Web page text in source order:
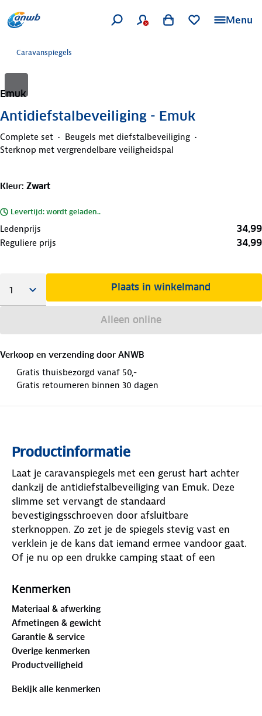
Menu
Caravanspiegels
Emuk
Antidiefstalbeveiliging - Emuk
Complete set
Beugels met diefstalbeveiliging
Sterknop met vergrendelbare veiligheidspal
Kleur: Zwart
Levertijd: wordt geladen..
Ledenprijs 34,99
Reguliere prijs 34,99
Plaats in winkelmand
Alleen online
Verkoop en verzending door ANWB
Gratis thuisbezorgd vanaf 50,-
Gratis retourneren binnen 30 dagen
Productinformatie
Laat je caravanspiegels met een gerust hart achter
dankzij de antidiefstalbeveiliging van Emuk. Deze
slimme set vervangt de standaard
bevestigingsschroeven door afsluitbare
sterknoppen. Zo zet je de spiegels stevig vast en
verklein je de kans dat iemand ermee vandoor gaat.
Of je nu op een drukke camping staat of een
blijven waar ze horen.
De set bestaat uit twee sterknoppen, elk met een
vergrendelbare veiligheidspal. Ze zijn speciaal
gemaakt voor de voertuigspecifieke beugels van
Emuk en passen perfect op de bestaande
bevestiging. Bevestigen is simpel en je hebt geen
speciaal gereedschap nodig. In de verpakking zit
Kenmerken
Materiaal & afwerking
Afmetingen & gewicht
Garantie & service
Overige kenmerken
Productveiligheid
Bekijk alle kenmerken